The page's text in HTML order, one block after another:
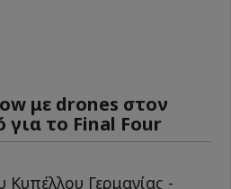
με drones στον
για το Final Four